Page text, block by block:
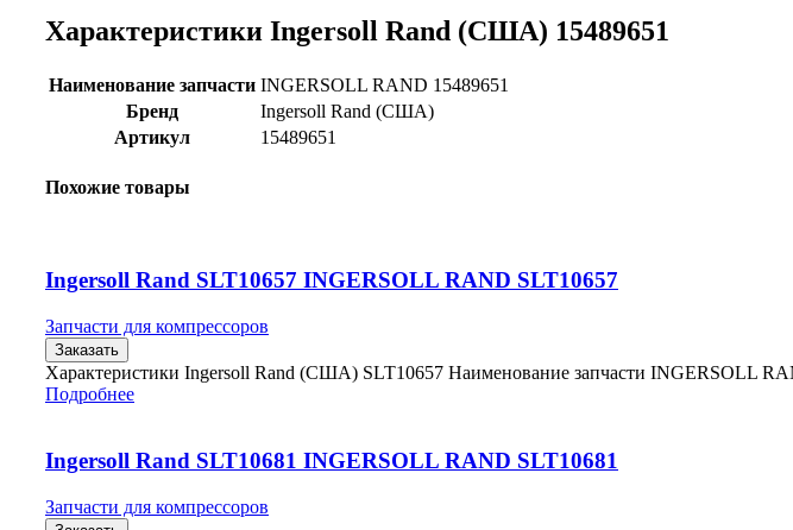
Характеристики Ingersoll Rand (США) 15489651
Наименование запчасти INGERSOLL RAND 15489651
Бренд
Ingersoll Rand (США)
Артикул
15489651
Похожие товары
Ingersoll Rand SLT10657 INGERSOLL RAND SLT10657
Запчасти для компрессоров
Заказать
Характеристики Ingersoll Rand (США) SLT10657 Наименование запчасти INGERSOLL
Подробнее
Ingersoll Rand SLT10681 INGERSOLL RAND SLT10681
Запчасти для компрессоров